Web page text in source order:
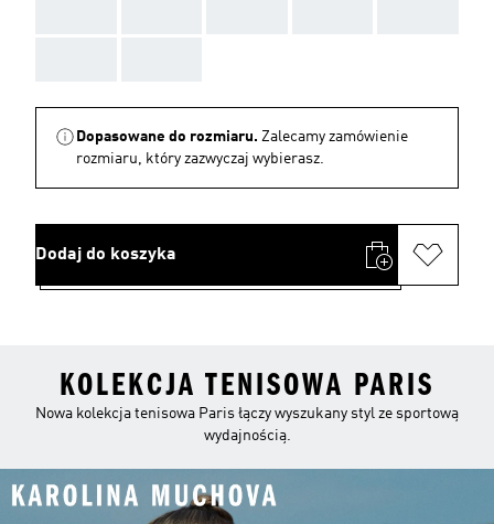
Dopasowane do rozmiaru. Zalecamy zamówienie
rozmiaru, który zazwyczaj wybierasz.
Dodaj do koszyka
KOLEKCJA TENISOWA PARIS
Nowa kolekcja tenisowa Paris łączy wyszukany styl ze sportową
wydajnością.